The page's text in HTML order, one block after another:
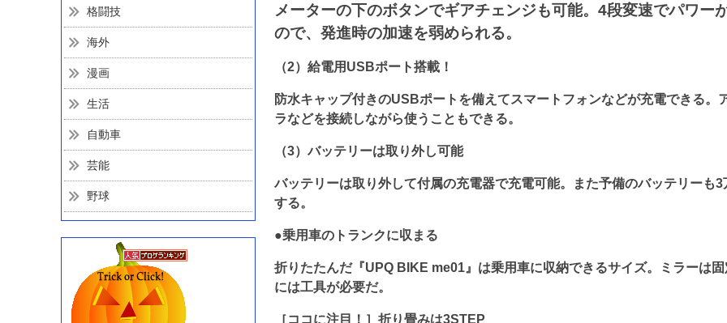
格闘技
海外
漫画
生活
自動車
芸能
野球
メーターの下のボタンでギアチェンジも可能。4段変速でパワー
ので、発進時の加速を弱められる。
（2）給電用USBポート搭載！
防水キャップ付きのUSBポートを備えてスマートフォンなどが充電できる。
ラなどを接続しながら使うこともできる。
（3）バッテリーは取り外し可能
バッテリーは取り外して付属の充電器で充電可能。また予備のバッテリーも
する。
●乗用車のトランクに収まる
折りたたんだ『UPQ BIKE me01』は乗用車に収納できるサイズ。ミラーは
には工具が必要だ。
［ココに注目！］折り畳みは3STEP